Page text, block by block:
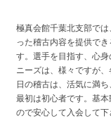
極真会館千葉北支部で
った稽古内容を提供で
す。選手を目指す、心
ニーズは、様々ですが
日の稽古は、活気に満
最初は初心者です。基
ので安心して入会して下